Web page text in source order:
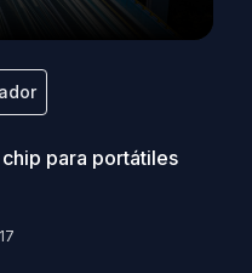
para portátiles